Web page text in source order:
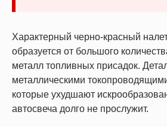
Характерный черно-красный
образуется от большого
металл топливных присадок.
металлическими
которые ухудшают
автосвеча долго не прослужит.